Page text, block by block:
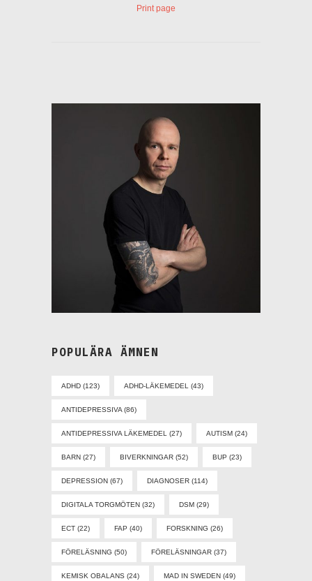
Print page
POPULÄRA ÄMNEN
ADHD (123) ADHD-LÄKEMEDEL (43)
ANTIDEPRESSIVA (86)
ANTIDEPRESSIVA LÄKEMEDEL (27) AUTISM (24)
BARN (27) BIVERKNINGAR (52) BUP (23)
DEPRESSION (67) DIAGNOSER (114)
DIGITALA TORGMÖTEN (32) DSM (29)
ECT (22) FAP (40) FORSKNING (26)
FÖRELÄSNING (50) FÖRELÄSNINGAR (37)
KEMISK OBALANS (24) MAD IN SWEDEN (49)